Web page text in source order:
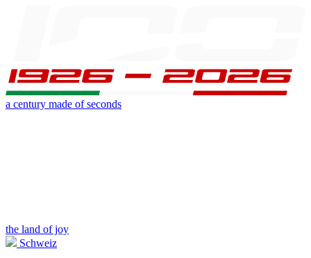
a century made of seconds
the land of joy
Schweiz